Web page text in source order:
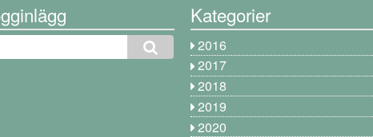
Kategorier
2016
2017
2018
2019
2020